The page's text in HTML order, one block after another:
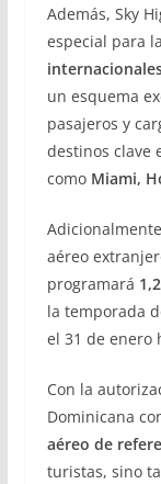
Además, Sky
especial para
un esquema
pasajeros y
destinos clave
como Miami,
aéreo
programará
la temporada
el 31 de enero
Con la
Dominicana
aéreo de
turistas, sino